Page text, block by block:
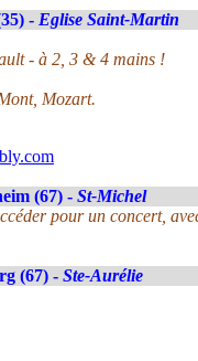
- Eglise Saint-Martin
- à 2, 3 & 4 mains !
Mozart.
(67) - St-Michel
pour un concert,
(67) - Ste-Aurélie